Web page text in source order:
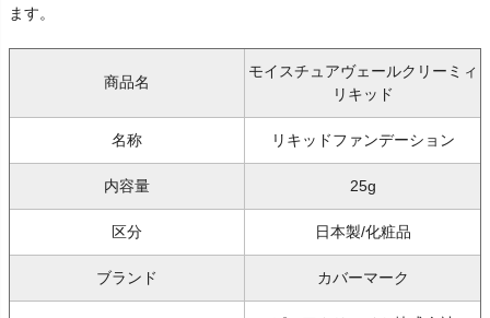
ます。
商品名
モイスチュアヴェールクリーミィ
リキッド
名称 リキッドファンデーション
内容量 25g
区分 日本製/化粧品
ブランド カバーマーク